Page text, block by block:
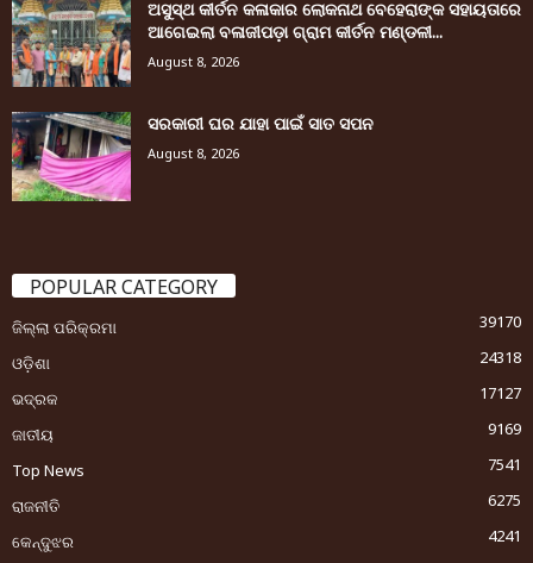
ଅସୁସ୍ଥ କୀର୍ତନ କଳାକାର ଲୋକନାଥ ବେହେରାଙ୍କ ସହାୟତାରେ
ଆଗେଇଲା ବଳାଜୀପଡ଼ା ଗ୍ରାମ କୀର୍ତନ ମଣ୍ଡଳୀ...
August 8, 2026
ସରକାରୀ ଘର ଯାହା ପାଇଁ ସାତ ସପନ
August 8, 2026
POPULAR CATEGORY
ଜିଲ୍ଲା ପରିକ୍ରମା
39170
ଓଡ଼ିଶା
24318
ଭଦ୍ରକ
17127
ଜାତୀୟ
9169
Top News
7541
ରାଜନୀତି
6275
କେନ୍ଦୁଝର
4241